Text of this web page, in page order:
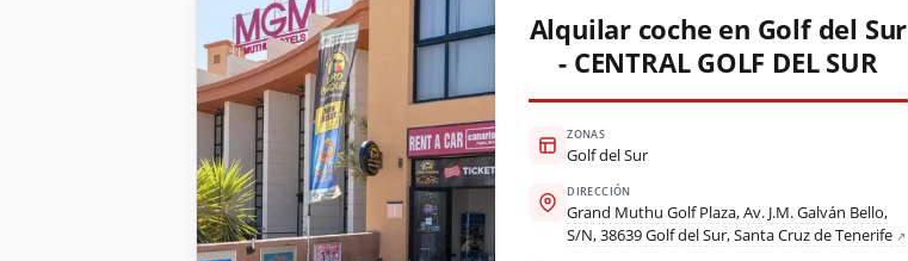
Alquilar coche en Golf del Sur
- CENTRAL GOLF DEL SUR
ZONAS
Golf del Sur
DIRECCIÓN
Grand Muthu Golf Plaza, Av. J.M. Galván Bello,
S/N, 38639 Golf del Sur, Santa Cruz de Tenerife